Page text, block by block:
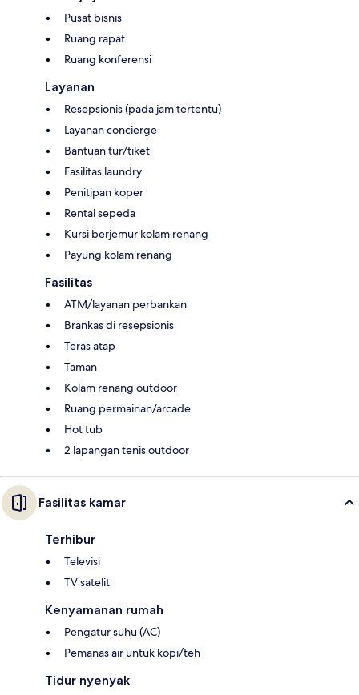
Pusat bisnis
Ruang rapat
Ruang konferensi
Layanan
Resepsionis (pada jam tertentu)
Layanan concierge
Bantuan tur/tiket
Fasilitas laundry
Penitipan koper
Rental sepeda
Kursi berjemur kolam renang
Payung kolam renang
Fasilitas
ATM/layanan perbankan
Brankas di resepsionis
Teras atap
Taman
Kolam renang outdoor
Ruang permainan/arcade
Hot tub
2 lapangan tenis outdoor
Fasilitas kamar
Terhibur
Televisi
TV satelit
Kenyamanan rumah
Pengatur suhu (AC)
Pemanas air untuk kopi/teh
Tidur nyenyak